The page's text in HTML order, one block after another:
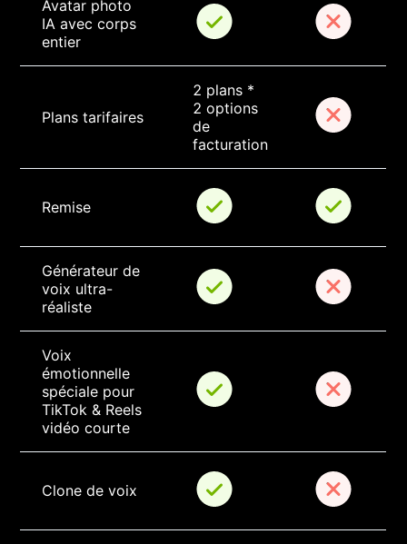
Avatar photo
IA avec corps
entier
Plans tarifaires
2 plans *
2 options
de
facturation
Remise
Générateur de
voix ultra-
réaliste
Voix
émotionnelle
spéciale pour
TikTok & Reels
vidéo courte
Clone de voix